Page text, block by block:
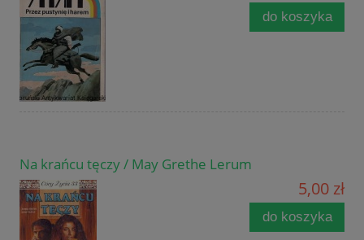
do koszyka
Na krańcu tęczy / May Grethe Lerum
5,00 zł
do koszyka